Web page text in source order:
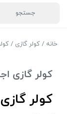
خانه / کولر گازی /
کولر گازی
کولر